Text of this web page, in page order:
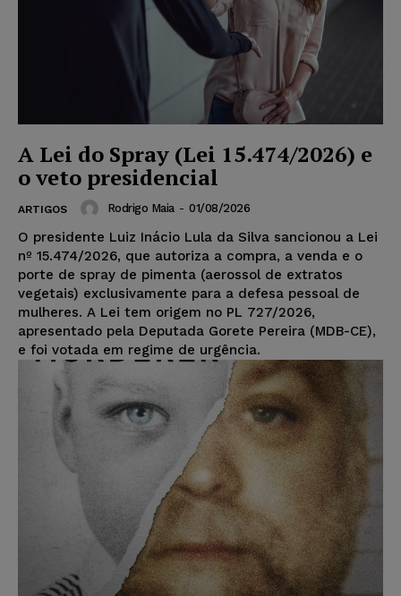
A Lei do Spray (Lei 15.474/2026) e
o veto presidencial
ARTIGOS Rodrigo Maia - 01/08/2026
O presidente Luiz Inácio Lula da Silva sancionou a Lei
nº 15.474/2026, que autoriza a compra, a venda e o
porte de spray de pimenta (aerossol de extratos
vegetais) exclusivamente para a defesa pessoal de
mulheres. A Lei tem origem no PL 727/2026,
apresentado pela Deputada Gorete Pereira (MDB-CE),
e foi votada em regime de urgência.